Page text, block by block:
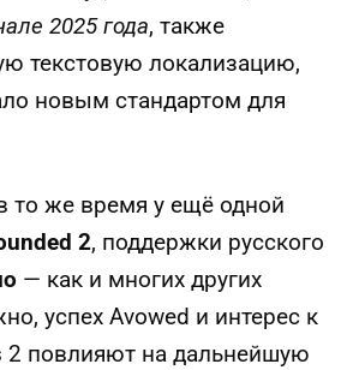
2025 года, также
текстовую локализацию,
новым стандартом для
то же время у ещё одной
2, поддержки русского
— как и многих других
успех Avowed и интерес к
2 повлияют на дальнейшую